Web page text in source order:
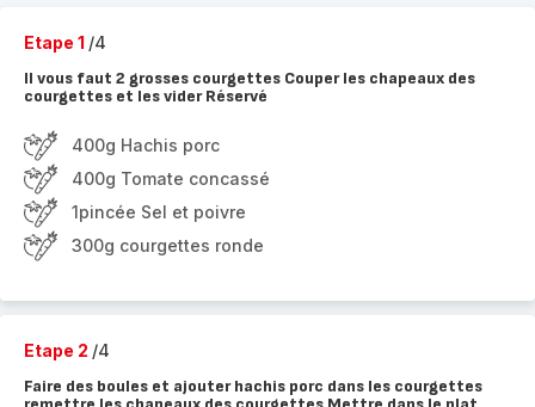
Etape 1 /4
Il vous faut 2 grosses courgettes Couper les chapeaux des
courgettes et les vider Réservé
400g Hachis porc
400g Tomate concassé
1pincée Sel et poivre
300g courgettes ronde
Etape 2 /4
Faire des boules et ajouter hachis porc dans les courgettes